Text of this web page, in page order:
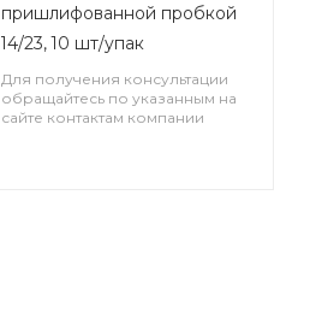
пришлифованной пробкой
14/23, 10 шт/упак
Для получения консультации
обращайтесь по указанным на
сайте контактам компании